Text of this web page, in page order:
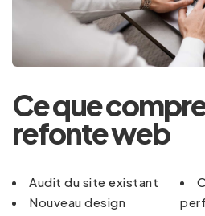
Ce que
refonte web
Audit du site existant
Nouveau design